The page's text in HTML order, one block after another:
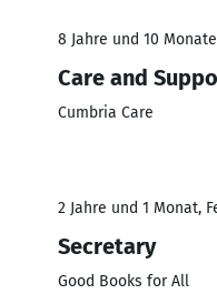
8 Jahre und 10
Care and
Cumbria Care
2 Jahre und 1 Monat,
Secretary
Good Books for All